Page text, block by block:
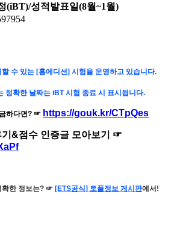
(iBT)/성적발표일(8월~1월)
수 있는 [홈에디션] 시험을 운영하고 있습니다.
정확한 날짜는 iBT 시험 종료 시 표시됩니다.
하다면? ☞ https://gouk.kr/CTpQes
&점수 인증글 모아보기 ☞
확한 정보는? ☞ [ETS공식] 토플정보 게시판에서!